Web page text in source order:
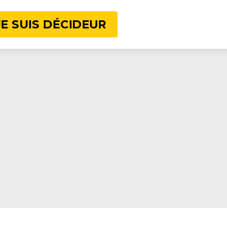
SUIS DÉCIDEUR